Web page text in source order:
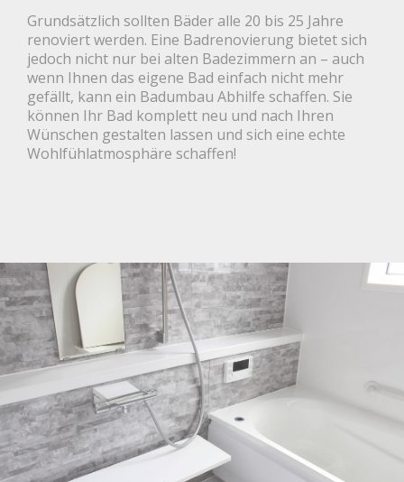
Grundsätzlich sollten Bäder alle 20 bis 25 Jahre
renoviert werden. Eine Badrenovierung bietet sich
jedoch nicht nur bei alten Badezimmern an – auch
wenn Ihnen das eigene Bad einfach nicht mehr
gefällt, kann ein Badumbau Abhilfe schaffen. Sie
können Ihr Bad komplett neu und nach Ihren
Wünschen gestalten lassen und sich eine echte
Wohlfühlatmosphäre schaffen!